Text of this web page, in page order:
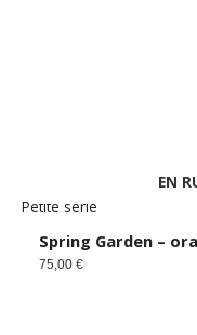
Petite série
EN
Spring Garden –
75,00€